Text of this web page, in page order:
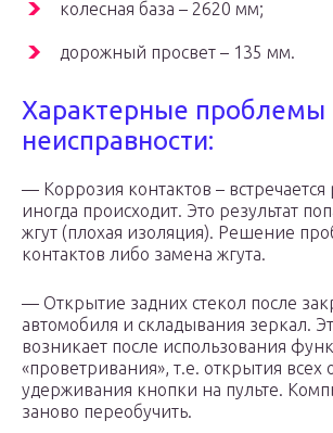
колесная база – 2620 мм;
дорожный просвет – 135 мм.
Характерные проблемы
неисправности:
— Коррозия контактов – встречается
иногда происходит. Это результат
жгут (плохая изоляция). Решение
контактов либо замена жгута.
— Открытие задних стекол после
автомобиля и складывания зеркал.
возникает после использования
«проветривания», т.е. открытия всех
удерживания кнопки на пульте.
заново переобучить.